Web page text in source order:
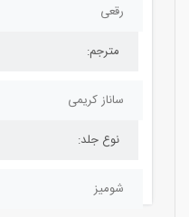
رقعی
مترجم:
ساناز کریمی
نوع جلد:
شومیز